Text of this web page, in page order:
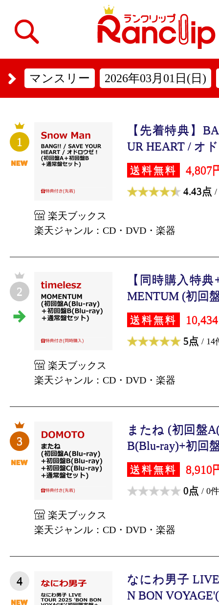
マンスリー 2026年03月01日(日)
1
【先着特典】
UR HEART / オ
送料無料 4,807
4.43点 /
楽天ブックス
楽天ジャンル：CD・DVD・楽器
2
【同時購入特
MENTUM (初回
送料無料
5点 / 14
楽天ブックス
楽天ジャンル：CD・DVD・楽器
3
またね (初回盤
B(Blu-ray)+初回
送料無料 8,910
0点 / 0件
楽天ブックス
楽天ジャンル：CD・DVD・楽器
4
なにわ男子
N BON